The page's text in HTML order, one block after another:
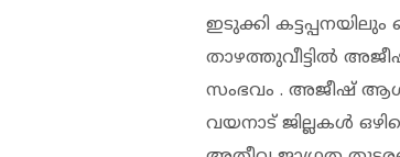
ഇടുക്കി
താഴത്തുവീട്ടിൽ
സംഭവം . അജീഷ്
വയനാട് ജില്ലകൾ